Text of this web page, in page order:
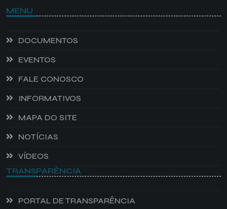
MENU
DOCUMENTOS
EVENTOS
FALE CONOSCO
INFORMATIVOS
MAPA DO SITE
NOTÍCIAS
VÍDEOS
TRANSPARÊNCIA
PORTAL DE TRANSPARÊNCIA